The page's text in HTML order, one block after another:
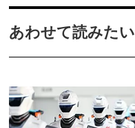
あわせて読みたい